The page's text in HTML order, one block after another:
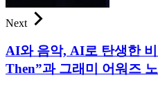
Next
AI와 음악, AI로 탄생한
Then”과 그래미 어워즈